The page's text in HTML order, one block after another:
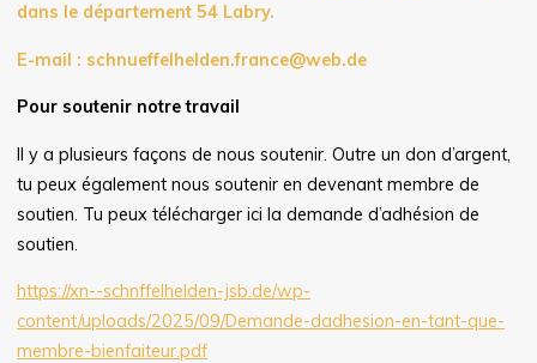
dans le département 54 Labry.
E-mail : schnueffelhelden.france@web.de
Pour soutenir notre travail
Il y a plusieurs façons de nous soutenir. Outre un don d’argent,
tu peux également nous soutenir en devenant membre de
soutien. Tu peux télécharger ici la demande d’adhésion de
soutien.
https://xn--schnffelhelden-jsb.de/wp-
content/uploads/2025/09/Demande-dadhesion-en-tant-que-
membre-bienfaiteur.pdf